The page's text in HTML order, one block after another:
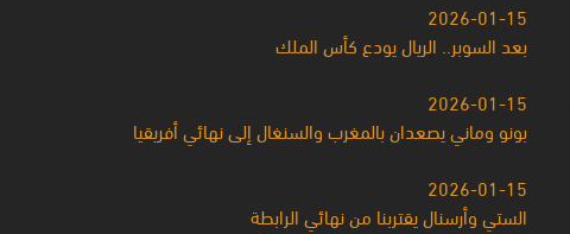
2026-01-15
بعد السوبر.. الريال يودع كأس الملك
2026-01-15
بونو وماني يصعدان بالمغرب والسنغال إلى نهائي أفريقيا
2026-01-15
الستي وأرسنال يقتربنا من نهائي الرابطة